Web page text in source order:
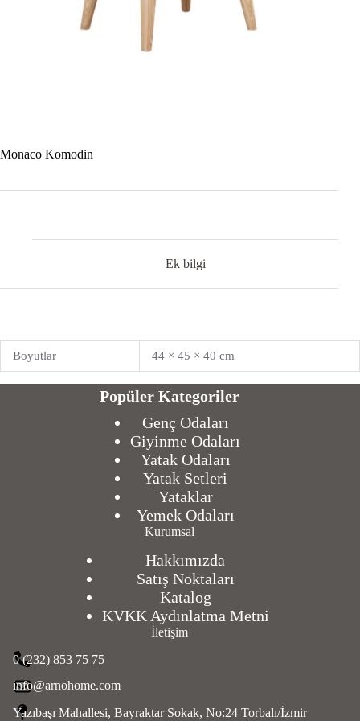
Monaco Komodin
Ek bilgi
Boyutlar 44 × 45 × 40 cm
Popüler Kategoriler
Genç Odaları
Giyinme Odaları
Yatak Odaları
Yatak Setleri
Yataklar
Yemek Odaları
Kurumsal
Hakkımızda
Satış Noktaları
Katalog
KVKK Aydınlatma Metni
İletişim
0 (232) 853 75 75
info@arnohome.com
Yazıbaşı Mahallesi, Bayraktar Sokak, No:24 Torbalı/İzmir